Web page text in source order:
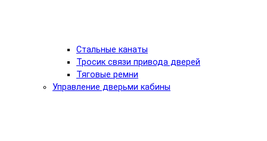
Стальные канаты
Тросик связи привода дверей
Тяговые ремни
Управление дверьми кабины